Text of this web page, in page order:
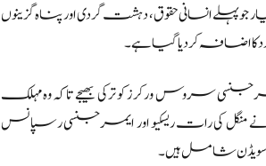
پہلے انسانی حقوق، دہشت گردی اور پناہ گزینوں
کا اضافہ کر دیا گیا ہے۔
لینڈ سمیت نیٹو کے ارکان نے 1400 سے زیادہ ایمرجنسی سروس ورکرز کو ترکی بھیجے تاکہ وہ مہلک
نے منگل کی رات ریسکیو اور ایمرجنسی رسپانس